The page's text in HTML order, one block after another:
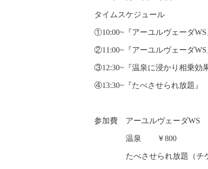
タイムスケジュール
①10:00~『アーユルヴェーダ
②11:00~『アーユルヴェーダ
③12:30~『温泉に浸かり相乗効
④13:30~『たべさせられ放題』
参加費 アーユルヴェーダWS
温泉 ￥800
たべさせられ放題（チケ